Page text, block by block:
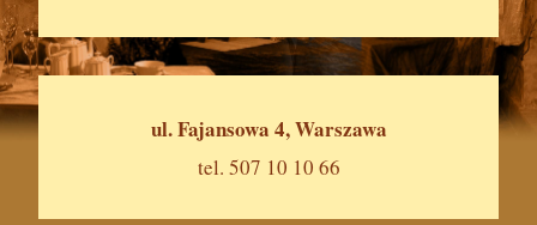
ul. Fajansowa 4, Warszawa
tel. 507 10 10 66